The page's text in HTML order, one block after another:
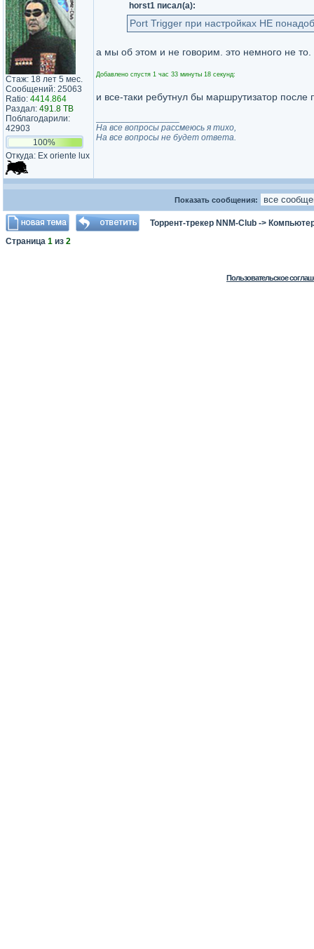
Стаж: 18 лет 5 мес.
Сообщений: 25063
Ratio: 4414.864
Раздал: 491.8 TB
Поблагодарили:
42903
100%
Откуда: Ex oriente lux
horst1 писал(а):
Port Trigger при настройках НЕ
а мы об этом и не говорим. это немного не то.
Добавлено спустя 1 час 33 минуты 18 секунд:
и все-таки ребутнул бы маршрутизатор
На все вопросы рассмеюсь я тихо,
На все вопросы не будет ответа.
Показать сообщения:
Торрент-трекер NNM-Club ->
Страница 1 из 2
Пользовательское